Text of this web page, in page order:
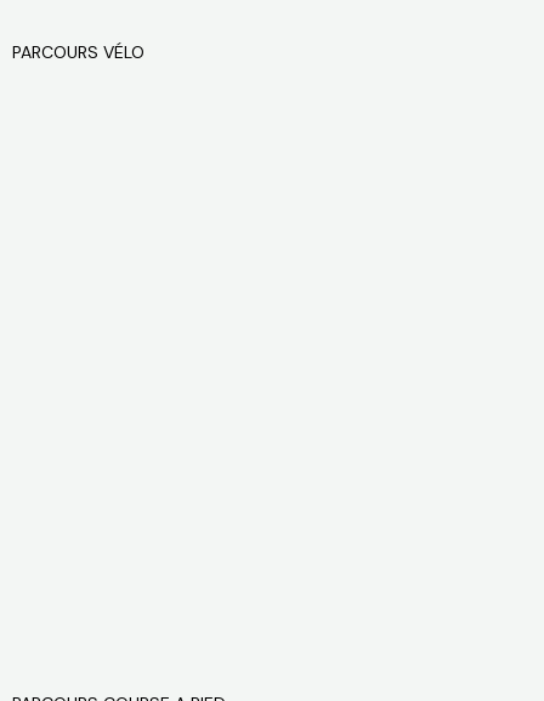
PARCOURS VÉLO